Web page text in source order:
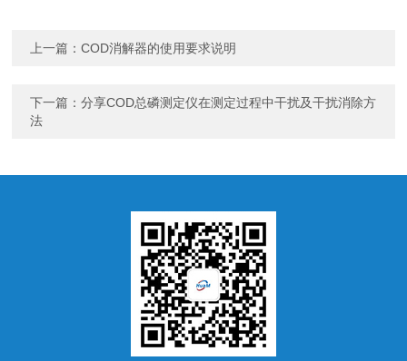
上一篇：COD消解器的使用要求说明
下一篇：分享COD总磷测定仪在测定过程中干扰及干扰消除方
法